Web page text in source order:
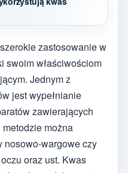
zastosowanie w
swoim właściwościom
Jednym z
jest wypełnianie
zawierających
można
nosowo-wargowe czy
oraz ust. Kwas